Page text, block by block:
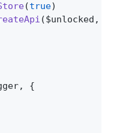
(true)
($unlocked ,
,
{